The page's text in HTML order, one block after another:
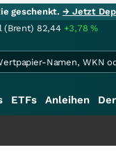
geschenkt.→ Jetzt
(Brent) 82,44 +3,78%
ETFs Anleihen